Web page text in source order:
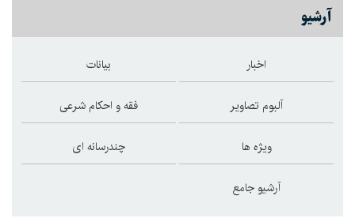
آرشیو
اخبار بیانات
آلبوم تصاویر فقه و احکام شرعی
ویژه ها چندرسانه ای
آرشیو جامع